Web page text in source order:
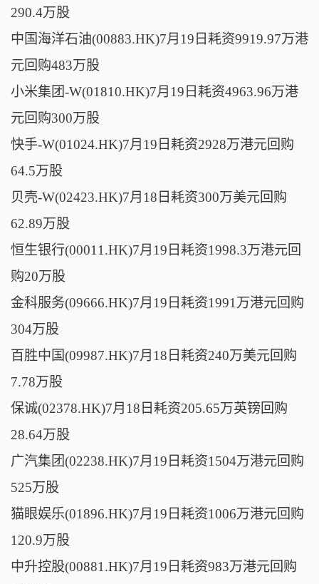
290.4万股
中国海洋石油(00883.HK)7月19日耗资9919.97万港
元回购483万股
小米集团-W(01810.HK)7月19日耗资4963.96万港
元回购300万股
快手-W(01024.HK)7月19日耗资2928万港元回购
64.5万股
贝壳-W(02423.HK)7月18日耗资300万美元回购
62.89万股
恒生银行(00011.HK)7月19日耗资1998.3万港元回
购20万股
金科服务(09666.HK)7月19日耗资1991万港元回购
304万股
百胜中国(09987.HK)7月18日耗资240万美元回购
7.78万股
保诚(02378.HK)7月18日耗资205.65万英镑回购
28.64万股
广汽集团(02238.HK)7月19日耗资1504万港元回购
525万股
猫眼娱乐(01896.HK)7月19日耗资1006万港元回购
120.9万股
中升控股(00881.HK)7月19日耗资983万港元回购